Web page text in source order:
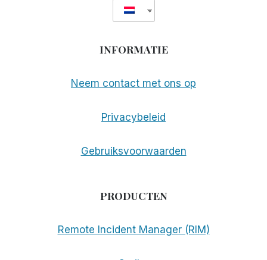
INFORMATIE
Neem contact met ons op
Privacybeleid
Gebruiksvoorwaarden
PRODUCTEN
Remote Incident Manager (RIM)